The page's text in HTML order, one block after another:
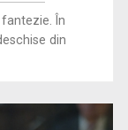
În
din